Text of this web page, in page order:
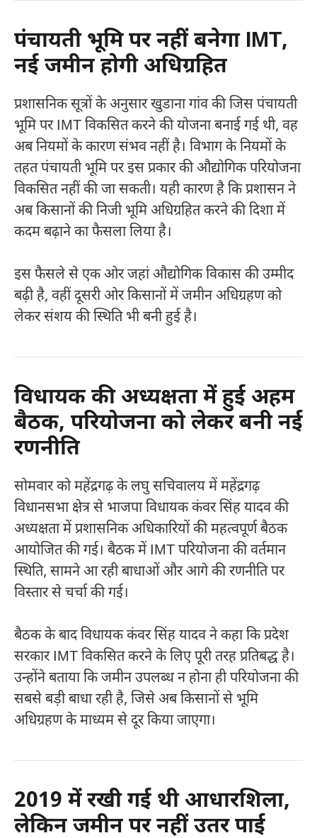
पंचायती भूमि पर नहीं बनेगा IMT,
नई जमीन होगी अधिग्रहित
प्रशासनिक सूत्रों के अनुसार खुडाना गांव की जिस पंचायती
भूमि पर IMT विकसित करने की योजना बनाई गई थी, वह
अब नियमों के कारण संभव नहीं है। विभाग के नियमों के
तहत पंचायती भूमि पर इस प्रकार की औद्योगिक परियोजना
विकसित नहीं की जा सकती। यही कारण है कि प्रशासन ने
अब किसानों की निजी भूमि अधिग्रहित करने की दिशा में
कदम बढ़ाने का फैसला लिया है।
इस फैसले से एक ओर जहां औद्योगिक विकास की उम्मीद
बढ़ी है, वहीं दूसरी ओर किसानों में जमीन अधिग्रहण को
लेकर संशय की स्थिति भी बनी हुई है।
विधायक की अध्यक्षता में हुई अहम
बैठक, परियोजना को लेकर बनी नई
रणनीति
सोमवार को महेंद्रगढ़ के लघु सचिवालय में महेंद्रगढ़
विधानसभा क्षेत्र से भाजपा विधायक कंवर सिंह यादव की
अध्यक्षता में प्रशासनिक अधिकारियों की महत्वपूर्ण बैठक
आयोजित की गई। बैठक में IMT परियोजना की वर्तमान
स्थिति, सामने आ रही बाधाओं और आगे की रणनीति पर
विस्तार से चर्चा की गई।
बैठक के बाद विधायक कंवर सिंह यादव ने कहा कि प्रदेश
सरकार IMT विकसित करने के लिए पूरी तरह प्रतिबद्ध है।
उन्होंने बताया कि जमीन उपलब्ध न होना ही परियोजना की
सबसे बड़ी बाधा रही है, जिसे अब किसानों से भूमि
अधिग्रहण के माध्यम से दूर किया जाएगा।
2019 में रखी गई थी आधारशिला,
लेकिन जमीन पर नहीं उतर पाई